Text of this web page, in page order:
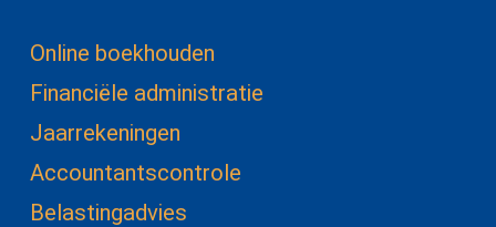
Online boekhouden
Financiële administratie
Jaarrekeningen
Accountantscontrole
Belastingadvies